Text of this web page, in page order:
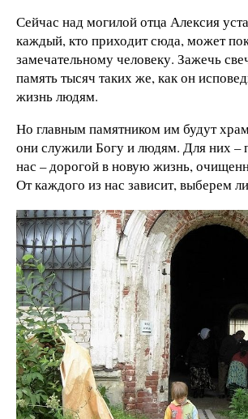
Сейчас над могилой отца Алексия
каждый, кто приходит сюда, может
замечательному человеку. Зажечь
память тысяч таких же, как он
жизнь людям.
Но главным памятником им будут
они служили Богу и людям. Для них –
нас – дорогой в новую жизнь,
От каждого из нас зависит, выберем